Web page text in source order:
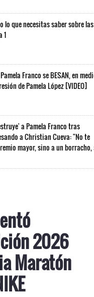
lo que necesitas saber sobre las
1
Franco se BESAN, en
de Pamela López [VIDEO]
a Pamela Franco tras
a Christian Cueva: "No te
mayor, sino a un borracho,
2026
Maratón